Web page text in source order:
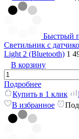
Быстрый
Светильник с
Light 2 (Bluetooth) 1
В корзину
Подробнее
Купить в 1 клик
В избранное
Под